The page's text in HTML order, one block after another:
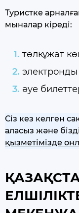
Туристке
мыналар кіреді:
төлқұжат
электронды
әуе
Сіз кез келген
аласыз және
қызметімізде